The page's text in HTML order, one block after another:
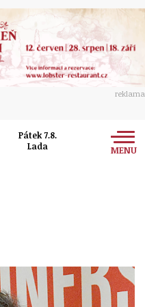
reklama
Pátek 7.8.
Lada
MENU